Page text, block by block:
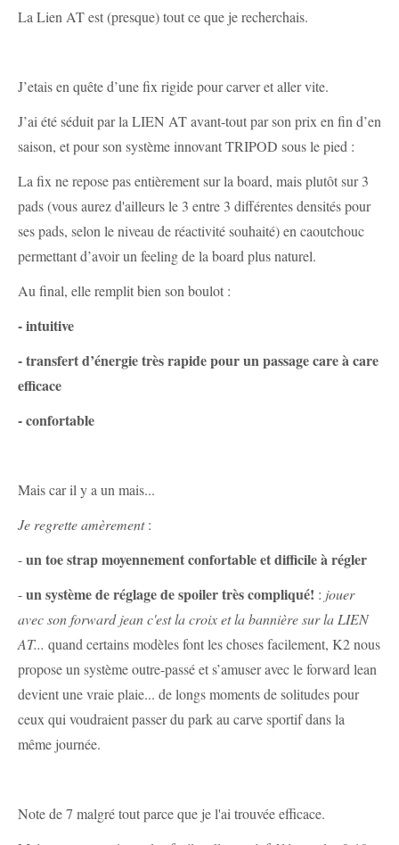
La Lien AT est (presque) tout ce que je recherchais.
J’etais en quête d’une fix rigide pour carver et aller vite.
J’ai été séduit par la LIEN AT avant-tout par son prix en fin d’en
saison, et pour son système innovant TRIPOD sous le pied :
La fix ne repose pas entièrement sur la board, mais plutôt sur 3
pads (vous aurez d'ailleurs le 3 entre 3 différentes densités pour
ses pads, selon le niveau de réactivité souhaité) en caoutchouc
permettant d’avoir un feeling de la board plus naturel.
Au final, elle remplit bien son boulot :
- intuitive
- transfert d’énergie très rapide pour un passage care à care
efficace
- confortable
Mais car il y a un mais...
Je regrette amèrement:
-un toe strap moyennement confortable et difficile à régler
-un système de réglage de spoiler très compliqué! : jouer
avec son forward jean c'est la croix et la bannière sur la LIEN
AT... quand certains modèles font les choses facilement, K2 nous
propose un système outre-passé et s’amuser avec le forward lean
devient une vraie plaie... de longs moments de solitudes pour
ceux qui voudraient passer du park au carve sportif dans la
même journée.
Note de 7 malgré tout parce que je l'ai trouvée efficace.